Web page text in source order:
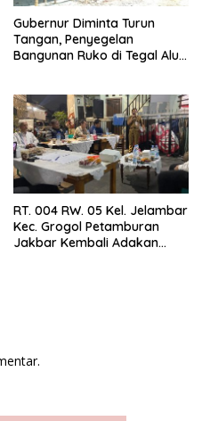
Gubernur Diminta Turun
Tangan, Penyegelan
Bangunan Ruko di Tegal Alur
RT. 004 RW. 05 Kel. Jelambar
Kec. Grogol Petamburan
Jakbar Kembali Adakan